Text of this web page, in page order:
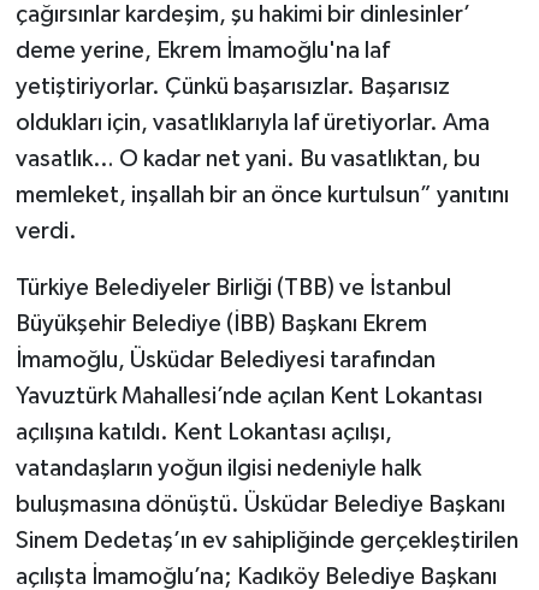
çağırsınlar kardeşim, şu hakimi bir dinlesinler’
deme yerine, Ekrem İmamoğlu'na laf
yetiştiriyorlar. Çünkü başarısızlar. Başarısız
oldukları için, vasatlıklarıyla laf üretiyorlar. Ama
vasatlık… O kadar net yani. Bu vasatlıktan, bu
memleket, inşallah bir an önce kurtulsun” yanıtını
verdi.
Türkiye Belediyeler Birliği (TBB) ve İstanbul
Büyükşehir Belediye (İBB) Başkanı Ekrem
İmamoğlu, Üsküdar Belediyesi tarafından
Yavuztürk Mahallesi’nde açılan Kent Lokantası
açılışına katıldı. Kent Lokantası açılışı,
vatandaşların yoğun ilgisi nedeniyle halk
buluşmasına dönüştü. Üsküdar Belediye Başkanı
Sinem Dedetaş’ın ev sahipliğinde gerçekleştirilen
açılışta İmamoğlu’na; Kadıköy Belediye Başkanı